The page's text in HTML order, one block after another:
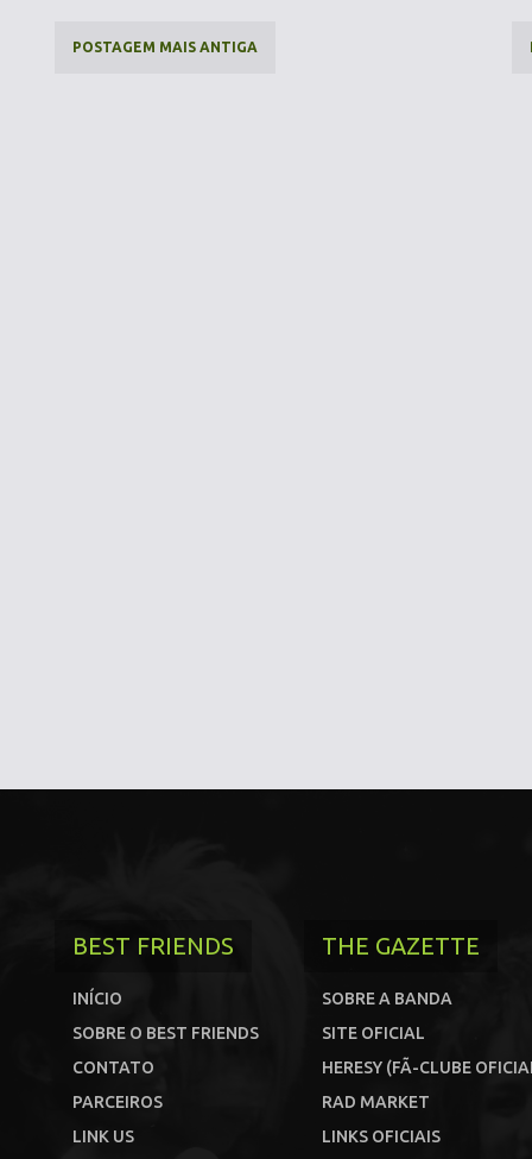
POSTAGEM MAIS ANTIGA
BEST FRIENDS
INÍCIO
SOBRE O BEST FRIENDS
CONTATO
PARCEIROS
LINK US
THE GAZETTE
SOBRE A BANDA
SITE OFICIAL
HERESY (FÃ-CLUBE
RAD MARKET
LINKS OFICIAIS